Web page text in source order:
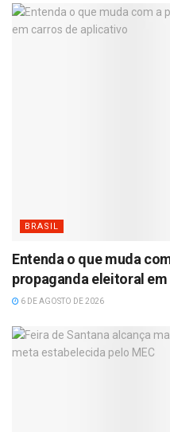
BRASIL
Entenda o que muda
propaganda eleitoral
6 DE AGOSTO DE 2026